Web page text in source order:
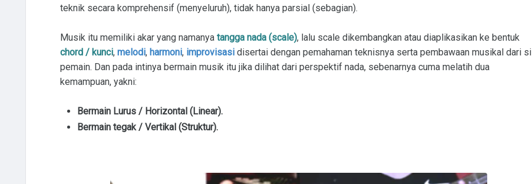
teknik secara komprehensif (menyeluruh), tidak hanya parsial (sebagian).
Musik itu memiliki akar yang namanya tangga nada (scale), lalu scale dikembangkan atau diaplikasikan ke bentuk
chord / kunci, melodi, harmoni, improvisasidisertai dengan pemahaman teknisnya serta pembawaan musikal dari si
pemain. Dan pada intinya bermain musik itu jika dilihat dari perspektif nada, sebenarnya cuma melatih dua
kemampuan, yakni:
Bermain Lurus / Horizontal (Linear).
Bermain tegak / Vertikal (Struktur).